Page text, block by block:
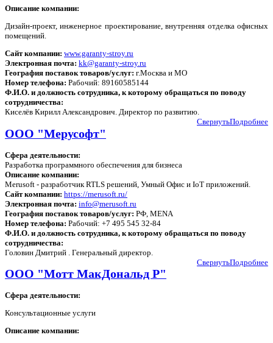
Описание компании:
Дизайн-проект, инженерное проектирование, внутренняя отделка офисных
помещений.
Сайт компании: www.garanty-stroy.ru
Электронная почта: kk@garanty-stroy.ru
География поставок товаров/услуг: г.Москва и МО
Номер телефона: Рабочий: 89160585144
Ф.И.О. и должность сотрудника, к которому обращаться по поводу
сотрудничества:
Киселёв Кирилл Александрович. Директор по развитию.
Подробнее
Свернуть
ООО "Мерусофт"
Сфера деятельности:
Разработка программного обеспечения для бизнеса
Описание компании:
Merusoft - разработчик RTLS решений, Умный Офис и IoT приложений.
Сайт компании: https://merusoft.ru/
Электронная почта: info@merusoft.ru
География поставок товаров/услуг: РФ, MENA
Номер телефона: Рабочий: +7 495 545 32-84
Ф.И.О. и должность сотрудника, к которому обращаться по поводу
сотрудничества:
Головин Дмитрий . Генеральный директор.
Подробнее
Свернуть
ООО "Мотт МакДональд Р"
Сфера деятельности:
Консультационные услуги
Описание компании: